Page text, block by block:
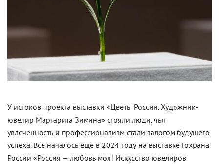
У истоков проекта выставки «Цветы России. Художник-
ювелир Маргарита Зимина» стояли люди, чья
увлечённость и профессионализм стали залогом будущего
успеха. Всё началось ещё в 2024 году на выставке Гохрана
России «Россия — любовь моя! Искусство ювелиров